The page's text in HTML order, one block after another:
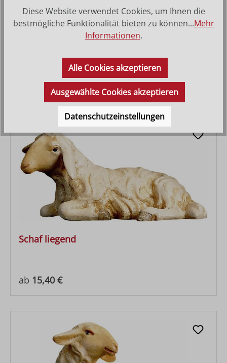
Regulärer Preis:
17,40 €
Schaf liegend
Regulärer Preis:
ab 15,40 €
Diese Website verwendet Cookies, um Ihnen die
bestmögliche Funktionalität bieten zu können...Mehr
Informationen.
Alle Cookies akzeptieren
Ausgewählte Cookies akzeptieren
Datenschutzeinstellungen